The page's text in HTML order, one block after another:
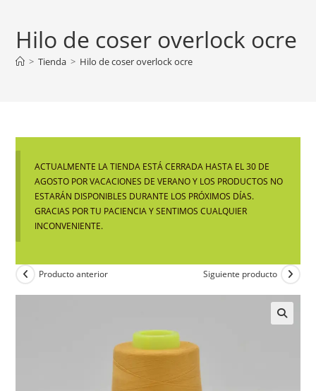
Hilo de coser overlock ocre
> Tienda > Hilo de coser overlock ocre
ACTUALMENTE LA TIENDA ESTÁ CERRADA HASTA EL 30 DE
AGOSTO POR VACACIONES DE VERANO Y LOS PRODUCTOS NO
ESTARÁN DISPONIBLES DURANTE LOS PRÓXIMOS DÍAS.
GRACIAS POR TU PACIENCIA Y SENTIMOS CUALQUIER
INCONVENIENTE.
Producto anterior Siguiente producto